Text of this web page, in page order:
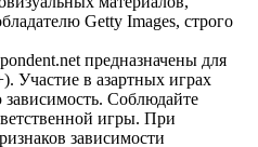
Getty Images, строго
предназначены для
Участие в азартных играх
Соблюдайте
игры. При
зависимости